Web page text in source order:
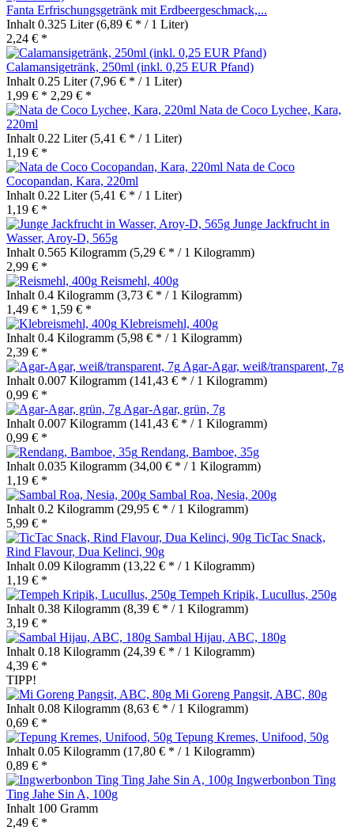
Fanta Erfrischungsgetränk mit Erdbeergeschmack,...
Inhalt 0.325 Liter(6,89 € * / 1 Liter)
2,24 € *
Calamansigetränk, 250ml (inkl. 0,25 EUR Pfand)
Inhalt 0.25 Liter(7,96 € * / 1 Liter)
1,99 € * 2,29 € *
Nata de Coco Lychee, Kara,
220ml
Inhalt 0.22 Liter(5,41 € * / 1 Liter)
1,19 € *
Nata de Coco
Cocopandan, Kara, 220ml
Inhalt 0.22 Liter(5,41 € * / 1 Liter)
1,19 € *
Junge Jackfrucht in
Wasser, Aroy-D, 565g
Inhalt 0.565 Kilogramm (5,29 € * / 1 Kilogramm)
2,99 € *
Reismehl, 400g
Inhalt 0.4 Kilogramm (3,73 € * / 1 Kilogramm)
1,49 € * 1,59 € *
Klebreismehl, 400g
Inhalt 0.4 Kilogramm (5,98 € * / 1 Kilogramm)
2,39 € *
Agar-Agar, weiß/transparent, 7g
Inhalt 0.007 Kilogramm (141,43 € * / 1 Kilogramm)
0,99 € *
Agar-Agar, grün, 7g
Inhalt 0.007 Kilogramm (141,43 € * / 1 Kilogramm)
0,99 € *
Rendang, Bamboe, 35g
Inhalt 0.035 Kilogramm (34,00 € * / 1 Kilogramm)
1,19 € *
Sambal Roa, Nesia, 200g
Inhalt 0.2 Kilogramm (29,95 € * / 1 Kilogramm)
5,99 € *
TicTac Snack,
Rind Flavour, Dua Kelinci, 90g
Inhalt 0.09 Kilogramm (13,22 € * / 1 Kilogramm)
1,19 € *
Tempeh Kripik, Lucullus, 250g
Inhalt 0.38 Kilogramm (8,39 € * / 1 Kilogramm)
3,19 € *
Sambal Hijau, ABC, 180g
Inhalt 0.18 Kilogramm (24,39 € * / 1 Kilogramm)
4,39 € *
TIPP!
Mi Goreng Pangsit, ABC, 80g
Inhalt 0.08 Kilogramm (8,63 € * / 1 Kilogramm)
0,69 € *
Tepung Kremes, Unifood, 50g
Inhalt 0.05 Kilogramm (17,80 € * / 1 Kilogramm)
0,89 € *
Ingwerbonbon Ting
Ting Jahe Sin A, 100g
Inhalt 100 Gramm
2,49 € *